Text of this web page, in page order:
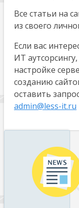
Все статьи на
из своего
Если вас
ИТ
настройке
созданию
оставить
admin@less-it.ru